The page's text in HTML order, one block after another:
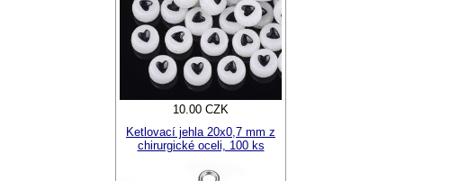
10.00 CZK
Ketlovací jehla 20x0,7 mm z
chirurgické oceli, 100 ks